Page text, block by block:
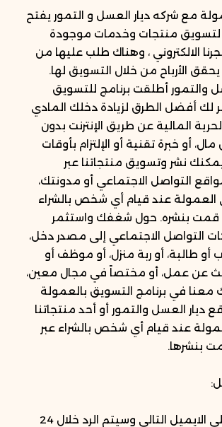
مع شركه ديار العسل و التمور يفتح
لتسويق منتجات وخدمات موجودة
الالكتروني ، وهناك طلب عليها من
يحقق الأرباح من خلال التسويق لها.
والتمور أطلقت برنامج للتسويق
لك أفضل الطرق لزيادة دخلك المادي
المالية عن طريق الإنترنت بدون
أو خبرة تقنية أو الإلتزام بأوقات
نشر وتسويق منتجاتنا عبر
التواصل الاجتماعي أو مدونتك،
عند قيام أي شخص بالشراء
قمت بنشره. حول شغفك واستثمر
التواصل الاجتماعي إلى مصدر دخل،
طالبة، أو ربة منزل، أو موظف أو
عن عمل، أو مختصاً في مجال معين،
معنا في برنامج التسويق بالعمولة
ديار العسل والتمور أو أحد منتجاتنا
عند قيام أي شخص بالشراء عبر
بنشرها.
ارسل بياناتك على الايميل التالي وسيتم الرد خلال 24